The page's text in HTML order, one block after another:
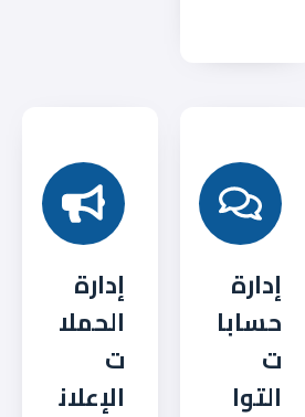
إدارة
حسابا
ت
التوا
إدارة
الحملا
ت
الإعلان